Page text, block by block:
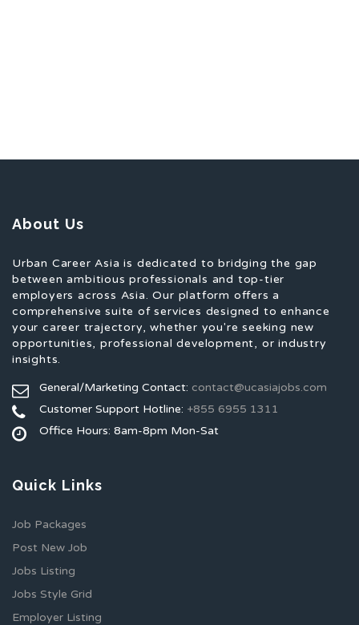
About Us
Urban Career Asia is dedicated to bridging the gap
between ambitious professionals and top-tier
employers across Asia. Our platform offers a
comprehensive suite of services designed to enhance
your career trajectory, whether you're seeking new
opportunities, professional development, or industry
insights.
General/Marketing Contact: contact@ucasiajobs.com
Customer Support Hotline: +855 6955 1311
Office Hours: 8am-8pm Mon-Sat
Quick Links
Job Packages
Post New Job
Jobs Listing
Jobs Style Grid
Employer Listing